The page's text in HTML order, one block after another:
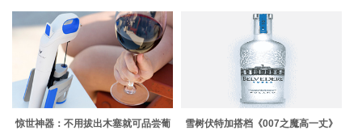
惊世神器：不用拔出木塞就可品尝葡
雪树伏特加搭档《007之魔高一丈》